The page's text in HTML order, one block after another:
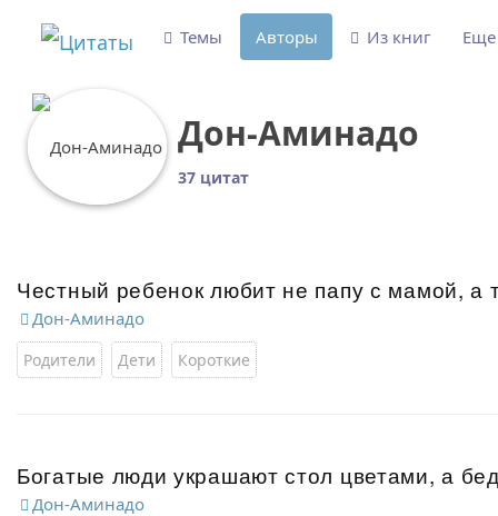
Дон-Аминадо
37 цитат
Честный ребенок любит не папу с мамой, а
Дон-Аминадо
Родители Дети Короткие
Богатые люди украшают стол цветами, а
Дон-Аминадо
Темы Авторы Из книг